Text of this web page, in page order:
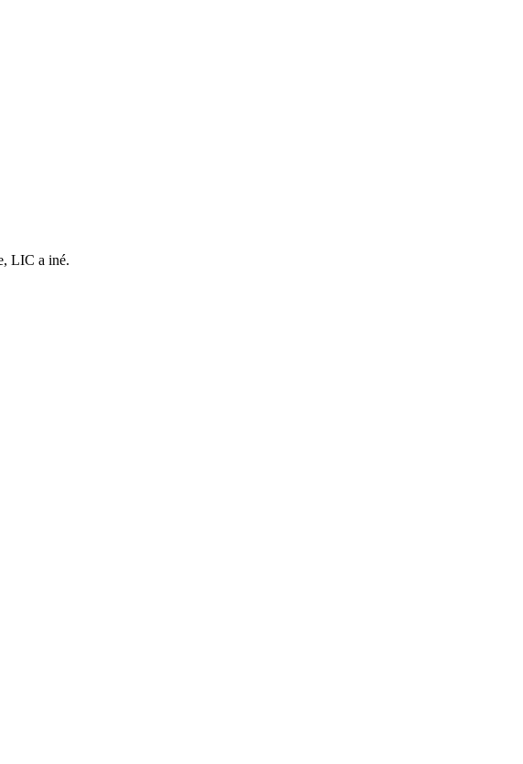
LIC a iné.